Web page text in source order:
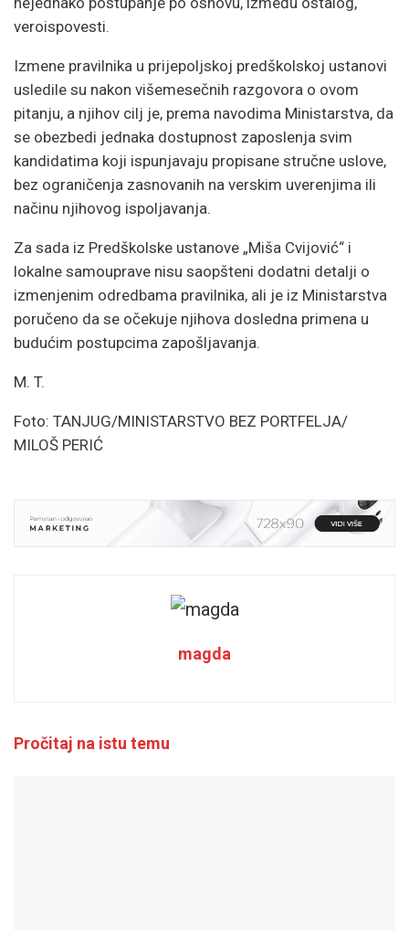
veroispovesti.
Izmene pravilnika u prijepoljskoj predškolskoj ustanovi
usledile su nakon višemesečnih razgovora o ovom
pitanju, a njihov cilj je, prema navodima Ministarstva, da
se obezbedi jednaka dostupnost zaposlenja svim
kandidatima koji ispunjavaju propisane stručne uslove,
bez ograničenja zasnovanih na verskim uverenjima ili
načinu njihovog ispoljavanja.
Za sada iz Predškolske ustanove „Miša Cvijović“ i
lokalne samouprave nisu saopšteni dodatni detalji o
izmenjenim odredbama pravilnika, ali je iz Ministarstva
poručeno da se očekuje njihova dosledna primena u
budućim postupcima zapošljavanja.
M. T.
Foto: TANJUG/MINISTARSTVO BEZ PORTFELJA/
MILOŠ PERIĆ
magda
Pročitaj na istu temu